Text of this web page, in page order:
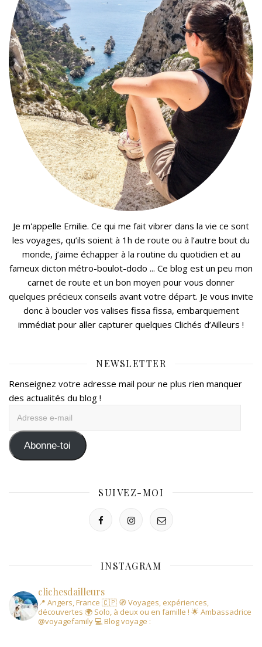
Je m'appelle Emilie. Ce qui me fait vibrer dans la vie ce sont
les voyages, qu’ils soient à 1h de route ou à l’autre bout du
monde, j’aime échapper à la routine du quotidien et au
fameux dicton métro-boulot-dodo ... Ce blog est un peu mon
carnet de route et un bon moyen pour vous donner
quelques précieux conseils avant votre départ. Je vous invite
donc à boucler vos valises fissa fissa, embarquement
immédiat pour aller capturer quelques Clichés d’Ailleurs !
NEWSLETTER
Renseignez votre adresse mail pour ne plus rien manquer
des actualités du blog !
mail Abonne-toi
SUIVEZ-MOI
INSTAGRAM
clichesdailleurs
📍 Angers, France 🇨🇵 🧭 Voyages, expériences,
découvertes 🌍 Solo, à deux ou en famille ! 🌟 Ambassadrice
@voyagefamily 💻 Blog voyage :